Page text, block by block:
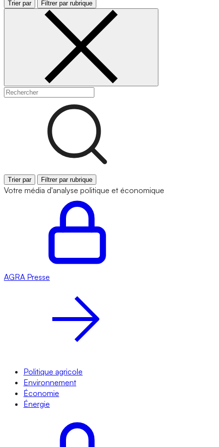
Trier par Filtrer par rubrique
Trier par Filtrer par rubrique
Votre média d'analyse politique et économique
AGRA Presse
Politique agricole
Environnement
Économie
Énergie